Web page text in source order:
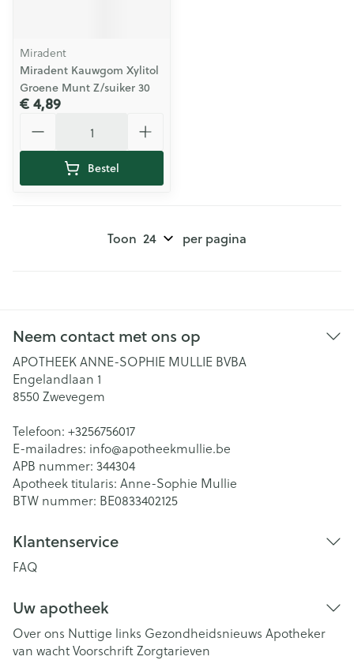
Miradent
Miradent Kauwgom Xylitol
Groene Munt Z/suiker 30
€ 4,89
Bestel
Toon per pagina
Neem contact met ons op
APOTHEEK ANNE-SOPHIE MULLIE BVBA
Engelandlaan 1
8550 Zwevegem
Telefoon: +3256756017
E-mailadres: info@apotheekmullie.be
APB nummer: 344304
Apotheek titularis: Anne-Sophie Mullie
BTW nummer: BE0833402125
Klantenservice
FAQ
Uw apotheek
Over ons Nuttige links Gezondheidsnieuws Apotheker
van wachtVoorschriftZorgtarieven